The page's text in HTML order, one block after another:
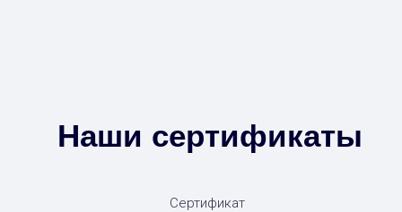
Наши сертификаты
Сертификат